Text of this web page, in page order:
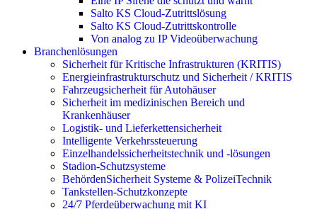
Salto KS Cloud-Zutrittslösung
Salto KS Cloud-Zutrittskontrolle
Von analog zu IP Videoüberwachung
Branchenlösungen
Sicherheit für Kritische Infrastrukturen (KRITIS)
Energieinfrastrukturschutz und Sicherheit / KRITIS
Fahrzeugsicherheit für Autohäuser
Sicherheit im medizinischen Bereich und
Krankenhäuser
Logistik- und Lieferkettensicherheit
Intelligente Verkehrssteuerung
Einzelhandelssicherheitstechnik und -lösungen
Stadion-Schutzsysteme
BehördenSicherheit Systeme & PolizeiTechnik
Tankstellen-Schutzkonzepte​
24/7 Pferdeüberwachung mit KI